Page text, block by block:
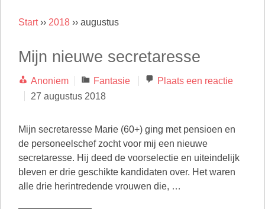
Start›› 2018 ›› augustus
Mijn nieuwe secretaresse
Anoniem Categorieën
Fantasie
Plaats een reactie
27 augustus 2018
Mijn secretaresse Marie (60+) ging met pensioen en
de personeelschef zocht voor mij een nieuwe
secretaresse. Hij deed de voorselectie en uiteindelijk
bleven er drie geschikte kandidaten over. Het waren
alle drie herintredende vrouwen die, …